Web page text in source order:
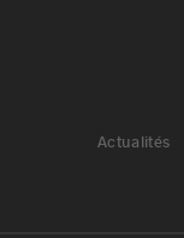
Actualités